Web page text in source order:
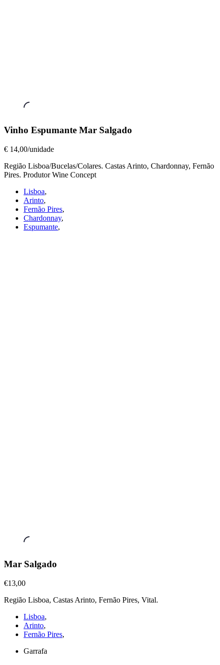
Espumantes,
Vinho
Mar
Salgado
14,00/unidade
Vinho Espumante Mar Salgado
€ 14,00/unidade
Região Lisboa/Bucelas/Colares. Castas Arinto, Chardonnay, Fernão
Pires. Produtor Wine Concept
Lisboa,
Arinto,
Fernão Pires,
Chardonnay,
Espumante,
Vinhos
Brancos
Mar
€13,00
Mar Salgado
€13,00
Região Lisboa, Castas Arinto, Fernão Pires, Vital.
Lisboa,
Arinto,
Fernão Pires,
Garrafa